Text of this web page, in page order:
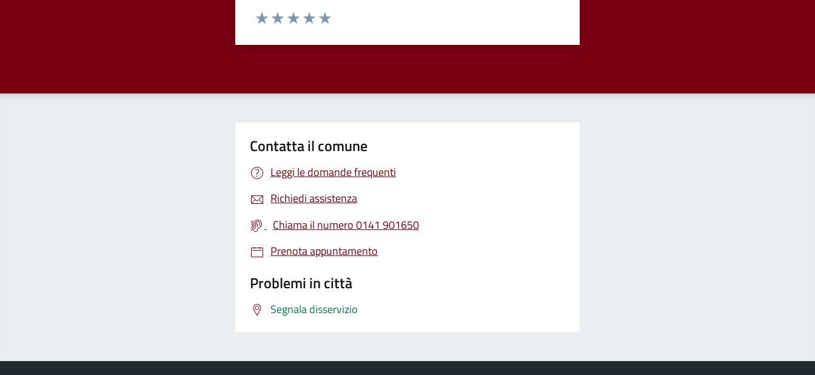
Valuta da 1 a 5 stelle la pagina
Contatta il comune
Leggi le domande frequenti
Richiedi assistenza
Chiama il numero 0141 901650
Prenota appuntamento
Problemi in città
Segnala disservizio